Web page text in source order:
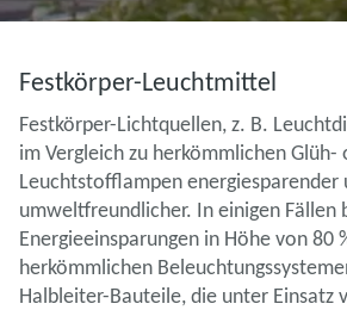
Festkörper-Leuchtmittel
Festkörper-Lichtquellen, z. B.
im Vergleich zu herkömmlichen Glüh-
Leuchtstofflampen energiesparender
umweltfreundlicher. In einigen Fällen
Energieeinsparungen in Höhe von 80
herkömmlichen
Halbleiter-Bauteile, die unter Einsatz